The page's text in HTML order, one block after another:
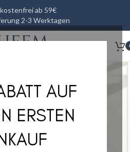
AUF
ERSTEN
ab 59€
2-3 Werktagen